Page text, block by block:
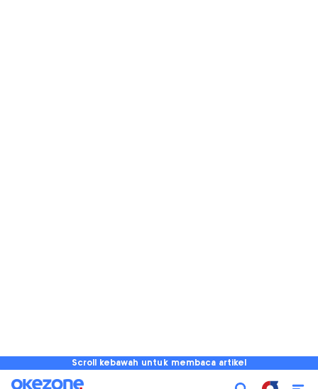
Scroll kebawah untuk membaca artikel